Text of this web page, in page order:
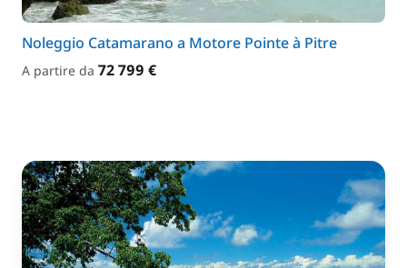
Noleggio Catamarano a Motore Pointe à Pitre
A partire da 72 799 €